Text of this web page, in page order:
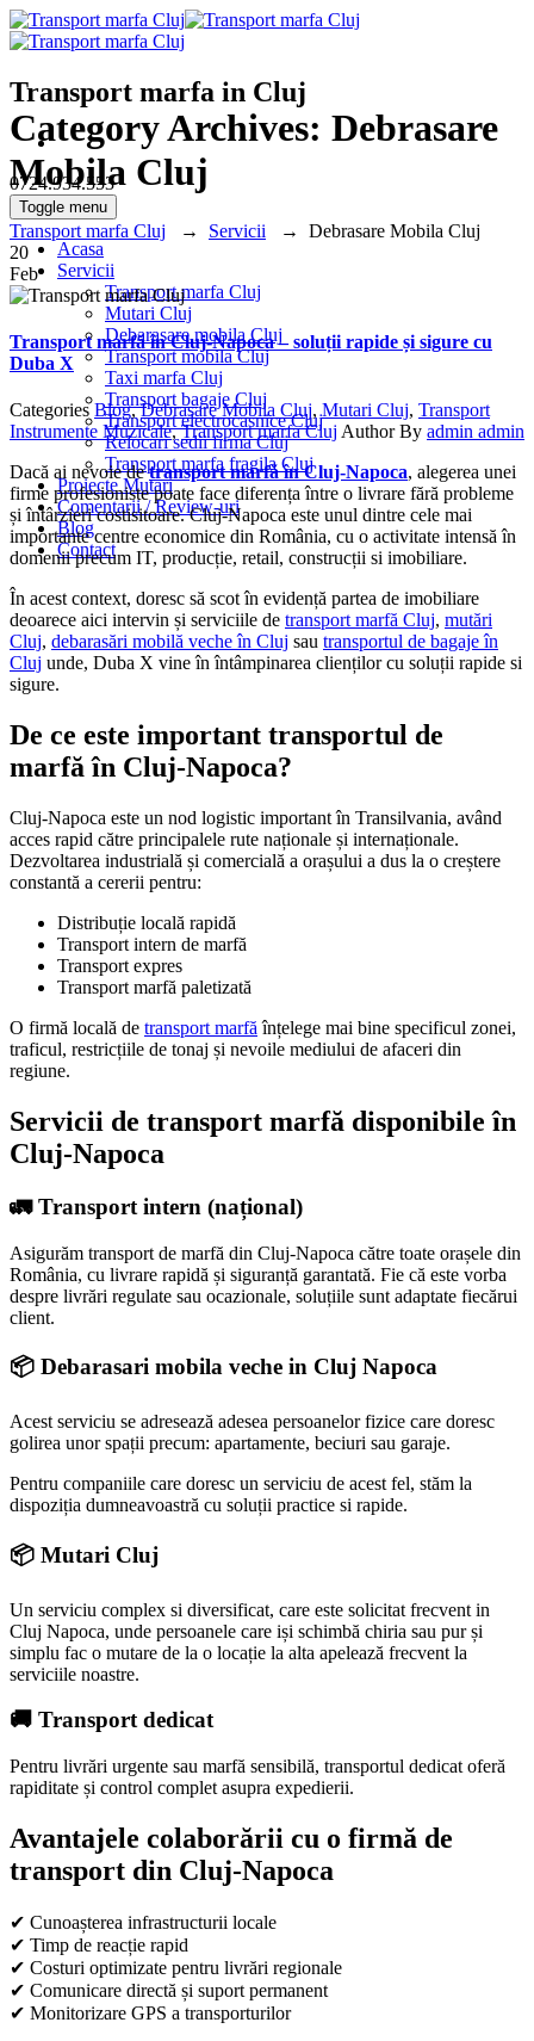
Transport marfa in Cluj
0724.934.553
Toggle menu
Acasa
Servicii
Transport marfa Cluj
Mutari Cluj
Debarasare mobila Cluj
Transport mobila Cluj
Taxi marfa Cluj
Transport bagaje Cluj
Transport electrocasnice Cluj
Relocari sedii firma Cluj
Transport marfa fragila Cluj
Proiecte Mutari
Comentarii / Review-uri
Blog
Contact
Category Archives: Debrasare
Mobila Cluj
Transport marfa Cluj → Servicii → Debrasare Mobila Cluj
20
Feb
Transport marfă în Cluj-Napoca – soluții rapide și sigure cu
Duba X
CategoriesBlog,Debrasare Mobila Cluj,Mutari Cluj, Transport
Instrumente Muzicale,Transport marfa Cluj AuthorBy admin admin
Dacă ai nevoie detransport marfă în Cluj-Napoca, alegerea unei
firme profesioniste poate face diferența între o livrare fără probleme
și întârzieri costisitoare. Cluj-Napoca este unul dintre cele mai
importante centre economice din România, cu o activitate intensă în
domenii precum IT, producție, retail, construcții si imobiliare.
În acest context, doresc să scot în evidență partea de imobiliare
deoarece aici intervin și serviciile de transport marfă Cluj, mutări
Cluj, debarasări mobilă veche în Cluj sau transportul de bagaje în
Cluj unde, Duba X vine în întâmpinarea clienților cu soluții rapide si
sigure.
De ce este important transportul de
marfă în Cluj-Napoca?
Cluj-Napoca este un nod logistic important în Transilvania, având
acces rapid către principalele rute naționale și internaționale.
Dezvoltarea industrială și comercială a orașului a dus la o creștere
constantă a cererii pentru:
Distribuție locală rapidă
Transport intern de marfă
Transport expres
Transport marfă paletizată
O firmă locală de transport marfă înțelege mai bine specificul zonei,
traficul, restricțiile de tonaj și nevoile mediului de afaceri din
regiune.
Servicii de transport marfă disponibile în
Cluj-Napoca
🚛 Transport intern (național)
Asigurăm transport de marfă din Cluj-Napoca către toate orașele din
România, cu livrare rapidă și siguranță garantată. Fie că este vorba
despre livrări regulate sau ocazionale, soluțiile sunt adaptate fiecărui
client.
📦 Debarasari mobila veche in Cluj Napoca
Acest serviciu se adresează adesea persoanelor fizice care doresc
golirea unor spații precum: apartamente, beciuri sau garaje.
Pentru companiile care doresc un serviciu de acest fel, stăm la
dispoziția dumneavoastră cu soluții practice si rapide.
📦 Mutari Cluj
Un serviciu complex si diversificat, care este solicitat frecvent in
Cluj Napoca, unde persoanele care iși schimbă chiria sau pur și
simplu fac o mutare de la o locație la alta apelează frecvent la
serviciile noastre.
🚚 Transport dedicat
Pentru livrări urgente sau marfă sensibilă, transportul dedicat oferă
rapiditate și control complet asupra expedierii.
Avantajele colaborării cu o firmă de
transport din Cluj-Napoca
✔ Cunoașterea infrastructurii locale
✔ Timp de reacție rapid
✔ Costuri optimizate pentru livrări regionale
✔ Comunicare directă și suport permanent
✔ Monitorizare GPS a transporturilor